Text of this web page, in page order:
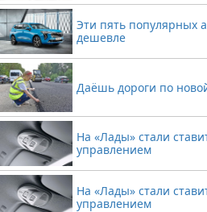
Эти пять популярных
дешевле
Даёшь дороги по
На «Лады» стали
управлением
На «Лады» стали
управлением